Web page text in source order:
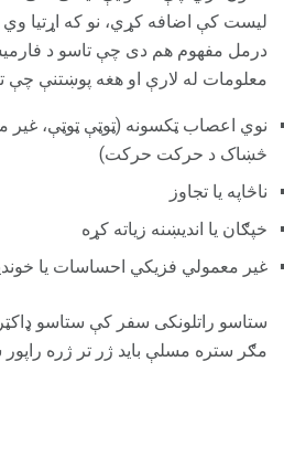
لیست کې اضافه کړي، نو که اړتیا وي
درمل مفهوم هم دی چې تاسو د
معلومات له لارې او هغه پوښتنې چې
نوي اعصاب ټکسونه (ټوټې ټوټې، غیر
څښاک د حرکت حرکت)
ناڅاپه یا تجاوز
خپګان یا اندیښنه زیاته کړه
غیر معمولي فزیکي احساسات یا
ستاسو راتلونکی سفر کې ستاسو
مګر ستره مسلې باید ژر تر ژره